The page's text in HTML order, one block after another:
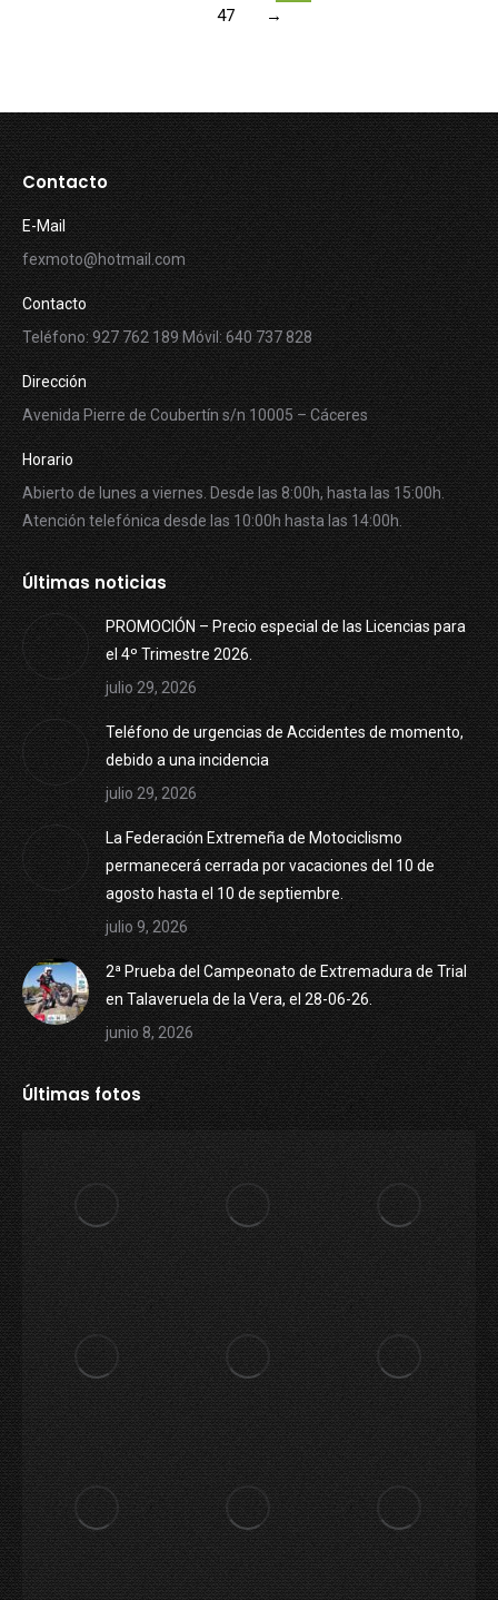
47
→
Contacto
E-Mail
fexmoto@hotmail.com
Contacto
Teléfono: 927 762 189 Móvil: 640 737 828
Dirección
Avenida Pierre de Coubertín s/n 10005 – Cáceres
Horario
Abierto de lunes a viernes. Desde las 8:00h, hasta las 15:00h.
Atención telefónica desde las 10:00h hasta las 14:00h.
Últimas noticias
PROMOCIÓN – Precio especial de las Licencias para
el 4º Trimestre 2026.
julio 29, 2026
Teléfono de urgencias de Accidentes de momento,
debido a una incidencia
julio 29, 2026
La Federación Extremeña de Motociclismo
permanecerá cerrada por vacaciones del 10 de
agosto hasta el 10 de septiembre.
julio 9, 2026
2ª Prueba del Campeonato de Extremadura de Trial
en Talaveruela de la Vera, el 28-06-26.
junio 8, 2026
Últimas fotos